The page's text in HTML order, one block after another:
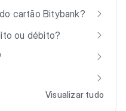
cartão Bitybank?
ou débito?
Visualizar tudo